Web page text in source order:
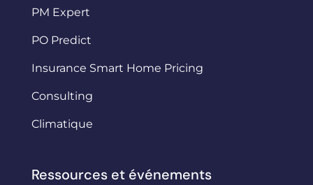
PM Expert
PO Predict
Insurance Smart Home Pricing
Consulting
Climatique
Ressources et événements